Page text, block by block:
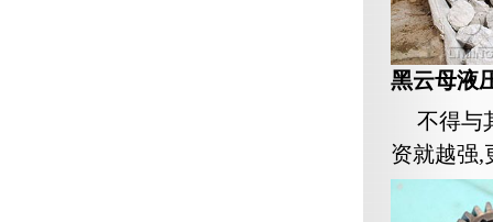
黑云母液
不得与
资就越强,